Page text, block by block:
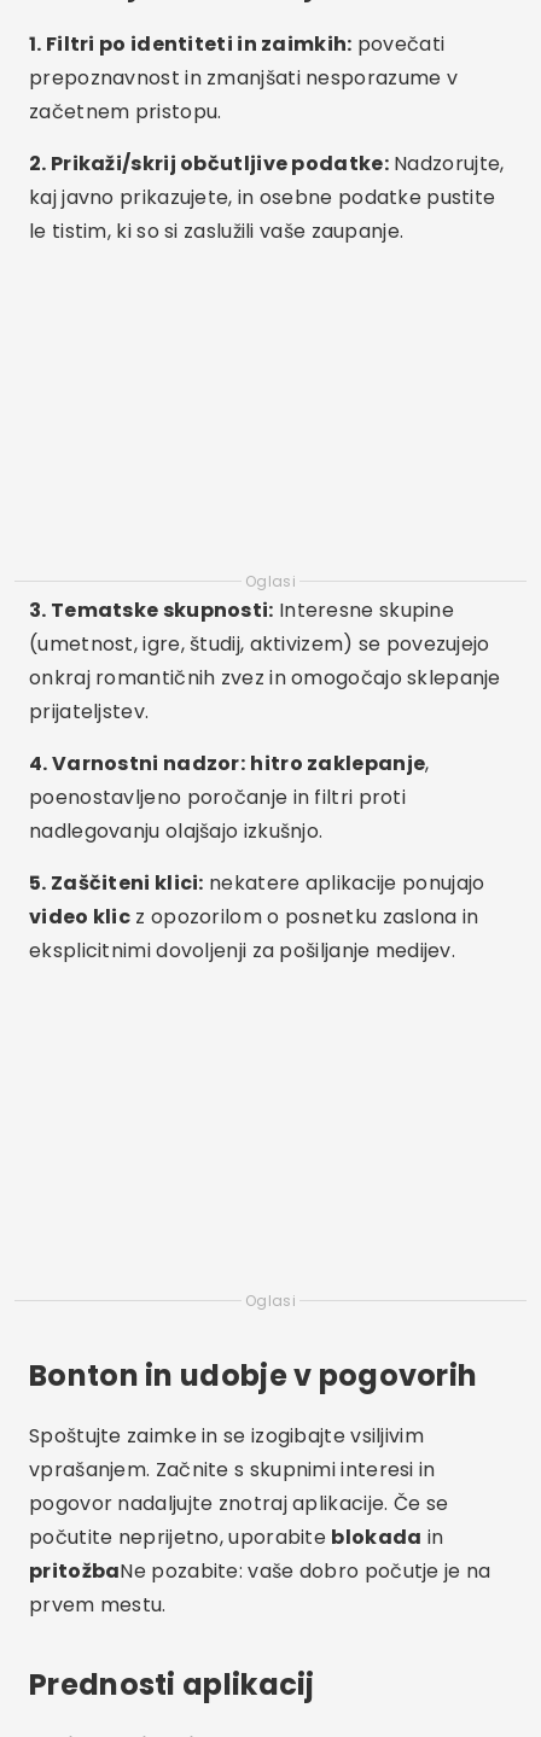
1. Filtri po identiteti in zaimkih: povečati
prepoznavnost in zmanjšati nesporazume v
začetnem pristopu.
2. Prikaži/skrij občutljive podatke:Nadzorujte,
kaj javno prikazujete, in osebne podatke pustite
le tistim, ki so si zaslužili vaše zaupanje.
Oglasi
3. Tematske skupnosti: Interesne skupine
(umetnost, igre, študij, aktivizem) se povezujejo
onkraj romantičnih zvez in omogočajo sklepanje
prijateljstev.
4. Varnostni nadzor: hitro zaklepanje,
poenostavljeno poročanje in filtri proti
nadlegovanju olajšajo izkušnjo.
5. Zaščiteni klici: nekatere aplikacije ponujajo
video klic z opozorilom o posnetku zaslona in
eksplicitnimi dovoljenji za pošiljanje medijev.
Oglasi
Bonton in udobje v pogovorih
Spoštujte zaimke in se izogibajte vsiljivim
vprašanjem. Začnite s skupnimi interesi in
pogovor nadaljujte znotraj aplikacije. Če se
počutite neprijetno, uporabite blokada in
pritožbaNe pozabite: vaše dobro počutje je na
prvem mestu.
Prednosti aplikacij